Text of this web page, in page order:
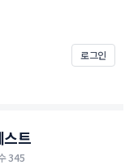
로그인
트
345